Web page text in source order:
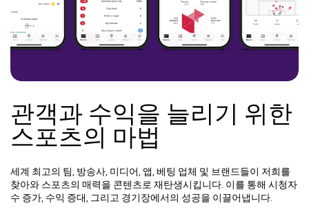
관객과 수익을 늘리기 위한
스포츠의 마법
세계 최고의 팀, 방송사, 미디어, 앱, 베팅 업체 및 브랜드들이 저희를
찾아와 스포츠의 매력을 콘텐츠로 재탄생시킵니다. 이를 통해 시청자
수 증가, 수익 증대, 그리고 경기장에서의 성공을 이끌어냅니다.